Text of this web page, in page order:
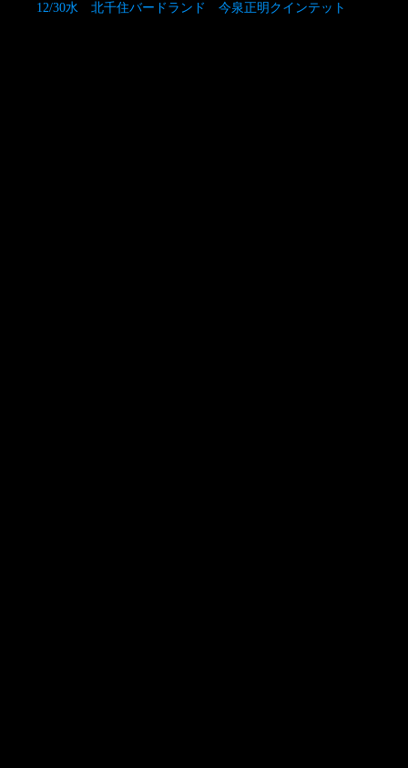
12/30水 北千住バードランド 今泉正明クインテット